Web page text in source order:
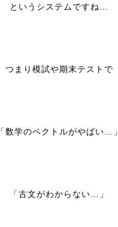
というシステムですね…
つまり模試や期末テストで
「数学のベクトルがやばい…」
「古文がわからない…」